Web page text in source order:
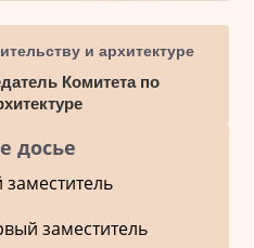
и архитектуре
Комитета по
досье
заместитель